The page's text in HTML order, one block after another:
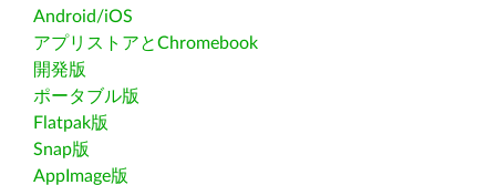
Android/iOS
アプリストアとChromebook
開発版
ポータブル版
Flatpak版
Snap版
AppImage版